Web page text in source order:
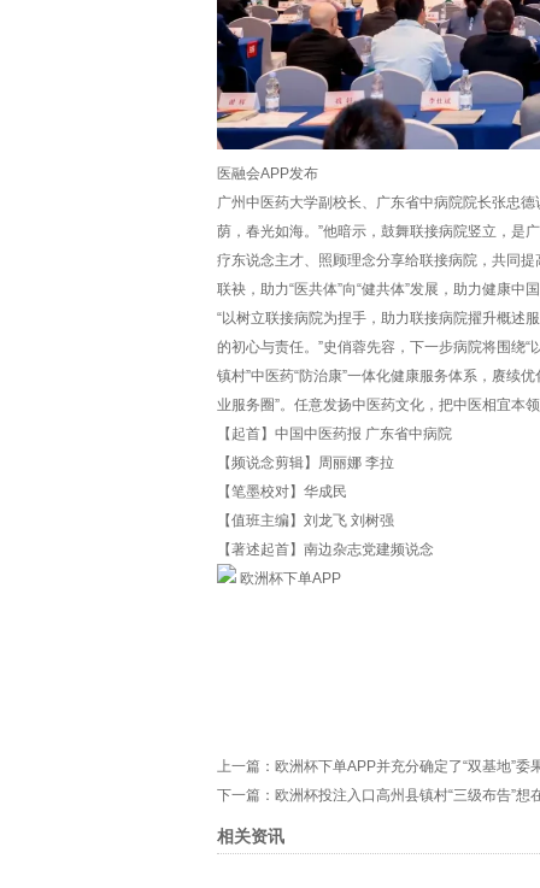
医融会APP发布
广州中医药大学副校长、广东省中病院院长张忠
荫，春光如海。”他暗示，鼓舞联接病院竖立，是
疗东说念主才、照顾理念分享给联接病院，共同
联袂，助力“医共体”向“健共体”发展，助力健康中
“以树立联接病院为捏手，助力联接病院擢升概述
的初心与责任。”史俏蓉先容，下一步病院将围绕
镇村”中医药“防治康”一体化健康服务体系，赓续
业服务圈”。任意发扬中医药文化，把中医相宜本
【起首】中国中医药报 广东省中病院
【频说念剪辑】周丽娜 李拉
【笔墨校对】华成民
【值班主编】刘龙飞 刘树强
【著述起首】南边杂志党建频说念
欧洲杯下单APP
上一篇： 欧洲杯下单APP并充分确定了“双基地”
下一篇： 欧洲杯投注入口高州县镇村“三级布告”
相关资讯